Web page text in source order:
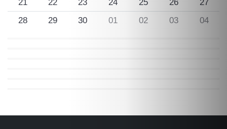
21
22 23 24 25 26
27
28
29 30 01 02 03 04